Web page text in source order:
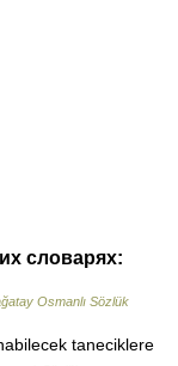
словарях:
Osmanlı Sözlük
taneciklere